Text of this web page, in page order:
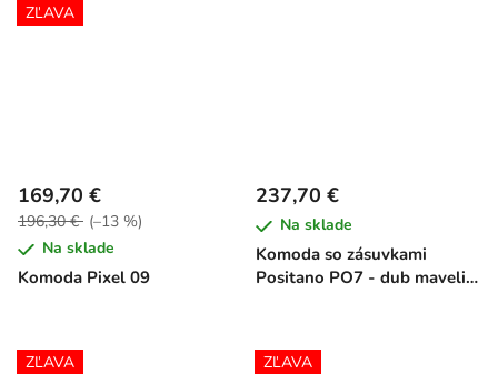
ZĽAVA
Komoda Pixel 09
169,70 €
196,30 € (–13 %)
Na sklade
Komoda so zásuvkami
Positano PO7 - dub mavelie
237,70 €
Na sklade
ZĽAVA ZĽAVA